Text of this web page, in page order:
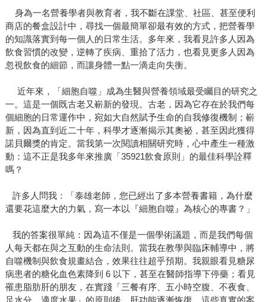
身為一名營養學者與教育者，我不斷在課堂、社區、甚至便利
商店的餐盒設計中，尋找一個最簡單卻最有效的方式，把營養學
的知識落實到每一個人的日常生活。多年來，我看見許多人因為
飲食習慣的改變，逆轉了疾病、重拾了活力，也看見更多人因為
忽視飲食的細節，而讓身體一點一滴走向失衡。
近年來，「細胞自噬」成為生醫與營養領域最受矚目的研究之
一。這是一個既古老又嶄新的發現。古老，因為它存在於我們每
個細胞的日常運作中，宛如大自然賦予生命的自我修復機制；嶄
新，因為直到近二十年，科學才逐漸揭示其奧祕，甚至因此獲得
諾貝爾獎的肯定。當我第一次閱讀相關研究時，心中產生一種激
動：這不正是我多年來推廣「35921飲食原則」的最佳科學詮釋
嗎？
許多人問我：「泰雄老師，您已經出了多本營養書籍，為什麼
還要花這麼大的力氣，寫一本以『細胞自噬』為核心的專書？」
我的答案很單純：因為這不僅是一個學術議題，而是我們每個
人每天都在與之互動的生命法則。當我在教學與臨床輔導中，將
自噬機制與飲食規畫結合，效果往往超乎預期。我親眼看見糖尿
病患者的糖化血色素降到 6 以下，甚至在醫師指導下停藥；看見
罹患脂肪肝的朋友，在實踐「三餐有序、五小時空腹、不夜食、
足水分、適度水果」的原則後，肝功能逐漸恢復。這些真實的案